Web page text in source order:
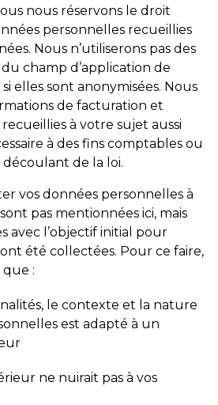
nous réservons le droit
personnelles recueillies
Nous n’utiliserons pas des
champ d’application de
elles sont anonymisées. Nous
de facturation et
à votre sujet aussi
à des fins comptables ou
découlant de la loi.
vos données personnelles à
pas mentionnées ici, mais
avec l’objectif initial pour
été collectées. Pour ce faire,
que :
le contexte et la nature
est adapté à un
ne nuirait pas à vos